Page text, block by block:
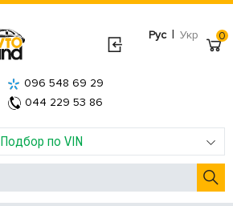
Рус | Укр
Подбор по VIN
096 548 69 29
044 229 53 86
0